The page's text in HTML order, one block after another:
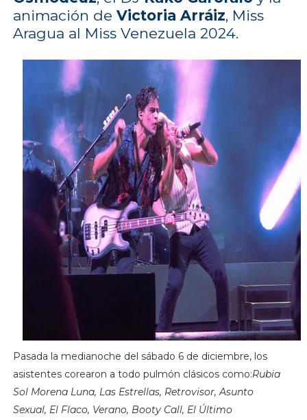
animación de Victoria Arráiz, Miss
Aragua al Miss Venezuela 2024.
Pasada la medianoche del sábado 6 de diciembre, los
asistentes corearon a todo pulmón clásicos como:Rubia
Sol Morena Luna, Las Estrellas, Retrovisor, Asunto
Sexual, El Flaco, Verano, Booty Call, El Último